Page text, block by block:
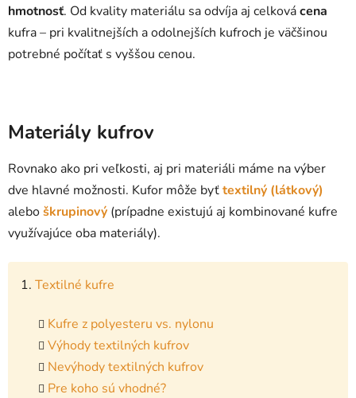
hmotnosť. Od kvality materiálu sa odvíja aj celkovácena
kufra – pri kvalitnejších a odolnejších kufroch je väčšinou
potrebné počítať s vyššou cenou.
Materiály kufrov
Rovnako ako pri veľkosti, aj pri materiáli máme na výber
dve hlavné možnosti. Kufor môže byťtextilný (látkový)
aleboškrupinový (prípadne existujú aj kombinované kufre
využívajúce oba materiály).
1. Textilné kufre
Kufre z polyesteru vs. nylonu
Výhody textilných kufrov
Nevýhody textilných kufrov
Pre koho sú vhodné?